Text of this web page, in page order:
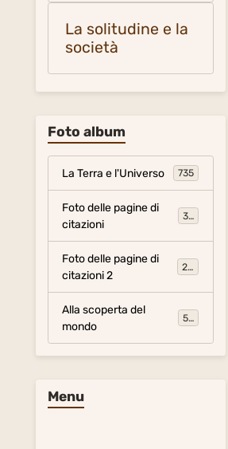
La solitudine e la
società
Foto album
La Terra e l'Universo 735
Foto delle pagine di
citazioni
317
Foto delle pagine di
citazioni 2
281
Alla scoperta del
mondo
54
Menu